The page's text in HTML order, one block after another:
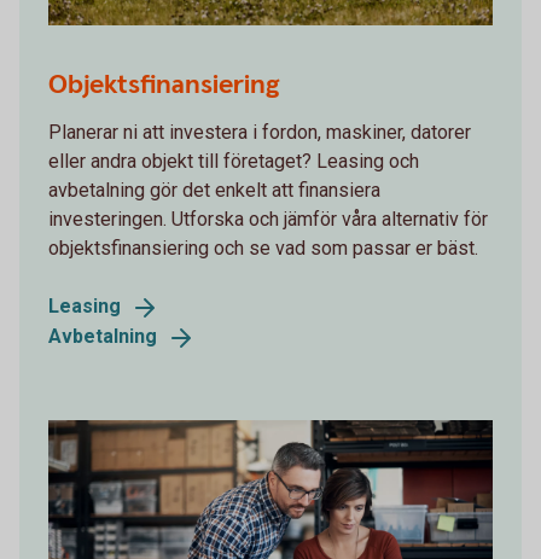
Objektsfinansiering
Planerar ni att investera i fordon, maskiner, datorer
eller andra objekt till företaget? Leasing och
avbetalning gör det enkelt att finansiera
investeringen. Utforska och jämför våra alternativ för
objektsfinansiering och se vad som passar er bäst.
Leasing
Avbetalning